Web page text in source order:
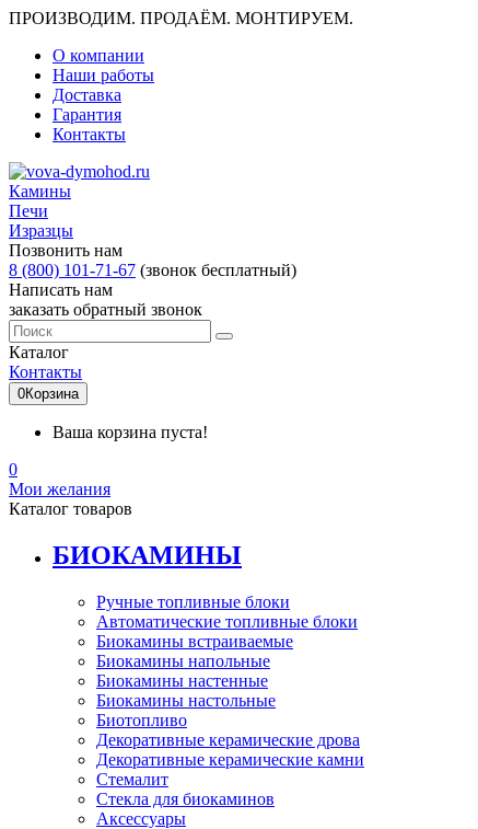
ПРОИЗВОДИМ. ПРОДАЁМ. МОНТИРУЕМ.
О компании
Наши работы
Доставка
Гарантия
Контакты
Камины
Печи
Изразцы
Позвонить нам
8 (800) 101-71-67 (звонок бесплатный)
Написать нам
заказать обратный звонок
Каталог
Контакты
0Корзина
Ваша корзина пуста!
0
Мои желания
Каталог товаров
БИОКАМИНЫ
Ручные топливные блоки
Автоматические топливные блоки
Биокамины встраиваемые
Биокамины напольные
Биокамины настенные
Биокамины настольные
Биотопливо
Декоративные керамические дрова
Декоративные керамические камни
Стемалит
Стекла для биокаминов
Аксессуары